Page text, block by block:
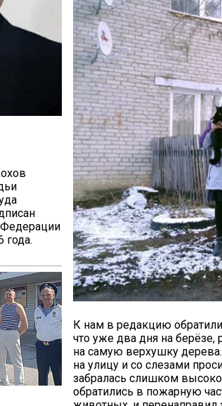
К нам в редакцию
что уже два дня на берёзе,
на самую верхушку
на улицу и со слезами
забралась слишком
обратились в пожарную